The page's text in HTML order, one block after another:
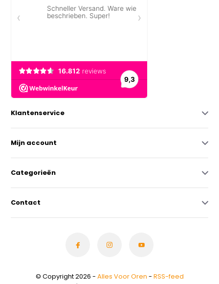
Klantenservice
Mijn account
Categorieën
Contact
© Copyright 2026 - Alles Voor Oren - RSS-feed